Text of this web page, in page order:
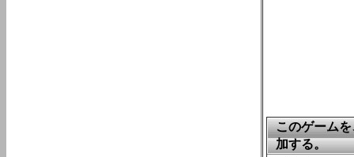
このゲーム
加する。